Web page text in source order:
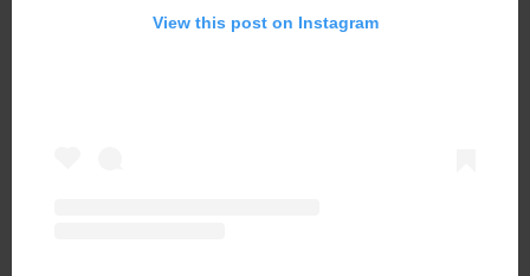
View this post on Instagram